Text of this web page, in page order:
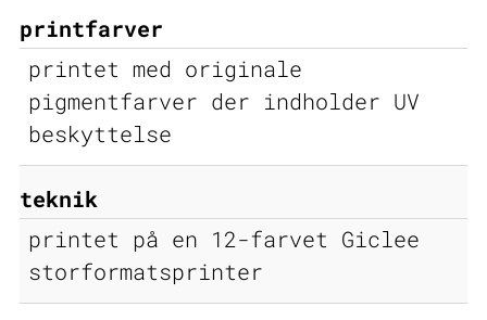
printfarver
printet med originale
pigmentfarver der indholder UV
beskyttelse
teknik
printet på en 12-farvet Giclee
storformatsprinter